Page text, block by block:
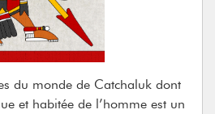
du monde de Catchaluk dont
et habitée de l’homme est un